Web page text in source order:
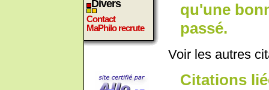
Divers
Contact
MaPhilo recrute
qu'une
passé.
Voir les autres
Citations